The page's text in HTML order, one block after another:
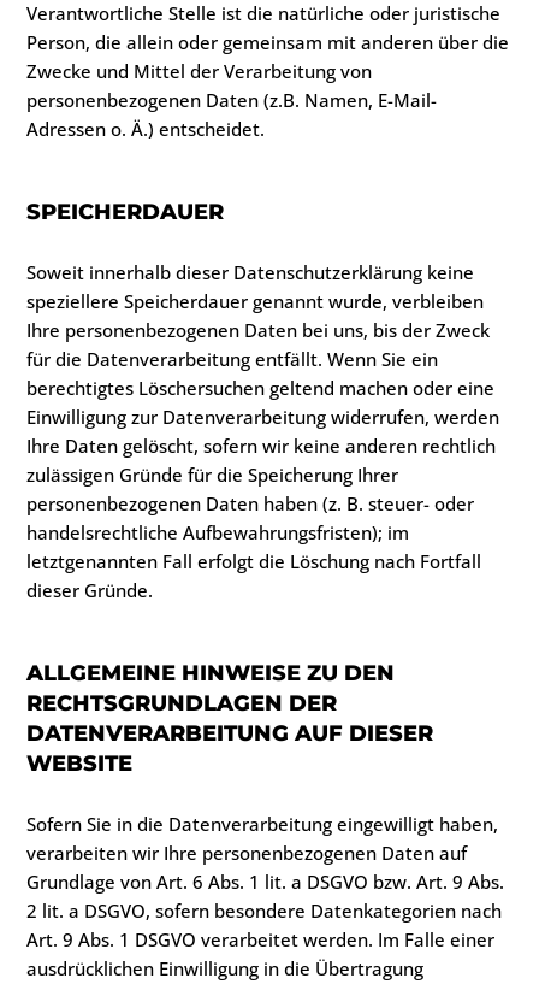
Verantwortliche Stelle ist die natürliche oder juristische
Person, die allein oder gemeinsam mit anderen über die
Zwecke und Mittel der Verarbeitung von
personenbezogenen Daten (z.B. Namen, E-Mail-
Adressen o. Ä.) entscheidet.
SPEICHERDAUER
Soweit innerhalb dieser Datenschutzerklärung keine
speziellere Speicherdauer genannt wurde, verbleiben
Ihre personenbezogenen Daten bei uns, bis der Zweck
für die Datenverarbeitung entfällt. Wenn Sie ein
berechtigtes Löschersuchen geltend machen oder eine
Einwilligung zur Datenverarbeitung widerrufen, werden
Ihre Daten gelöscht, sofern wir keine anderen rechtlich
zulässigen Gründe für die Speicherung Ihrer
personenbezogenen Daten haben (z. B. steuer- oder
handelsrechtliche Aufbewahrungsfristen); im
letztgenannten Fall erfolgt die Löschung nach Fortfall
dieser Gründe.
ALLGEMEINE HINWEISE ZU DEN
RECHTSGRUNDLAGEN DER
DATENVERARBEITUNG AUF DIESER
WEBSITE
Sofern Sie in die Datenverarbeitung eingewilligt haben,
verarbeiten wir Ihre personenbezogenen Daten auf
Grundlage von Art. 6 Abs. 1 lit. a DSGVO bzw. Art. 9 Abs.
2 lit. a DSGVO, sofern besondere Datenkategorien nach
Art. 9 Abs. 1 DSGVO verarbeitet werden. Im Falle einer
ausdrücklichen Einwilligung in die Übertragung